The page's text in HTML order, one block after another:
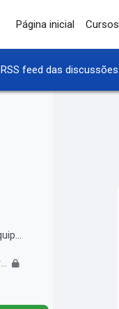
Página inicial
Cursos
RSS feed das discussões
Professores autores e equipe multidisciplinar
Perguntas ao iniciar o curso